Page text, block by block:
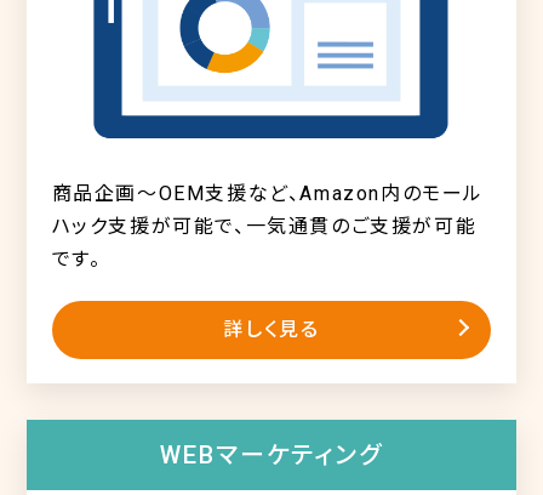
商品企画～OEM支援など、Amazon内のモール
ハック支援が可能で、一気通貫のご支援が可能
です。
詳しく見る
WEBマーケティング